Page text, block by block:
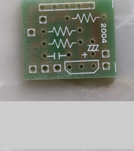
Genon Blend Unit POT用 プリン
ト基板
¥220